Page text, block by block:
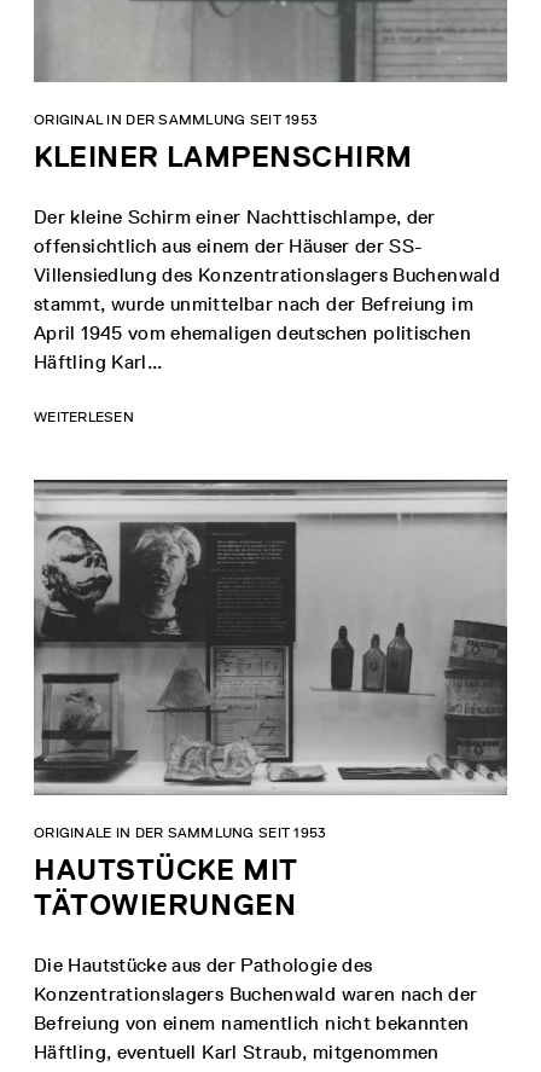
KLEINER LAMPENSCHIRM
ORIGINAL IN DER SAMMLUNG SEIT 1953
Der kleine Schirm einer Nachttischlampe, der
offensichtlich aus einem der Häuser der SS-
Villensiedlung des Konzentrationslagers Buchenwald
stammt, wurde unmittelbar nach der Befreiung im
April 1945 vom ehemaligen deutschen politischen
Häftling Karl...
WEITERLESEN
HAUTSTÜCKE MIT
TÄTOWIERUNGEN
ORIGINALE IN DER SAMMLUNG SEIT 1953
Die Hautstücke aus der Pathologie des
Konzentrationslagers Buchenwald waren nach der
Befreiung von einem namentlich nicht bekannten
Häftling, eventuell Karl Straub, mitgenommen